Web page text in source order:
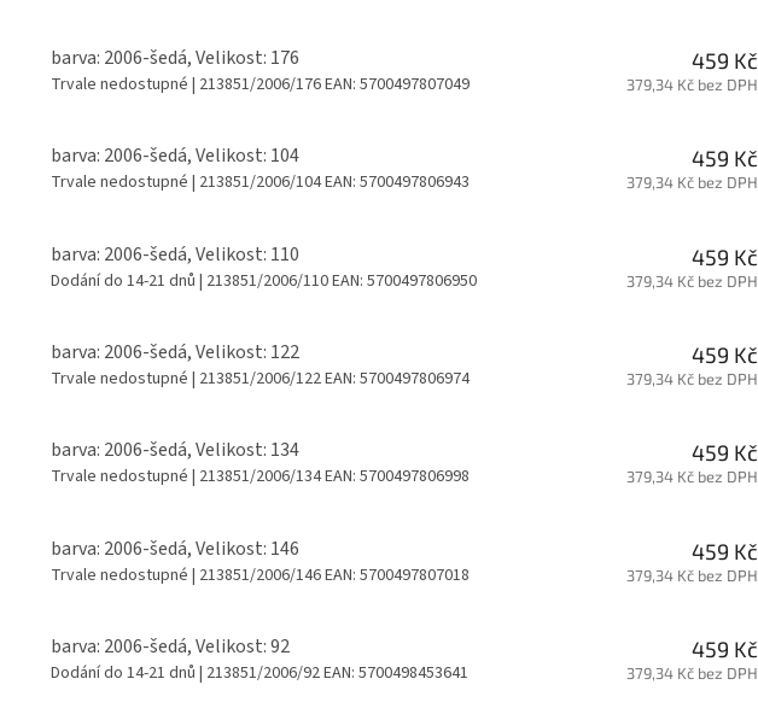
barva: 2006-šedá, Velikost: 176
Trvale nedostupné | 213851/2006/176EAN: 5700497807049
459 Kč
379,34 Kč bez DPH
barva: 2006-šedá, Velikost: 104
Trvale nedostupné | 213851/2006/104EAN: 5700497806943
459 Kč
379,34 Kč bez DPH
barva: 2006-šedá, Velikost: 110
Dodání do 14-21 dnů | 213851/2006/110EAN: 5700497806950
459 Kč
379,34 Kč bez DPH
barva: 2006-šedá, Velikost: 122
Trvale nedostupné | 213851/2006/122EAN: 5700497806974
459 Kč
379,34 Kč bez DPH
barva: 2006-šedá, Velikost: 134
Trvale nedostupné | 213851/2006/134EAN: 5700497806998
459 Kč
379,34 Kč bez DPH
barva: 2006-šedá, Velikost: 146
Trvale nedostupné | 213851/2006/146EAN: 5700497807018
459 Kč
379,34 Kč bez DPH
barva: 2006-šedá, Velikost: 92
Dodání do 14-21 dnů | 213851/2006/92EAN: 5700498453641
459 Kč
379,34 Kč bez DPH